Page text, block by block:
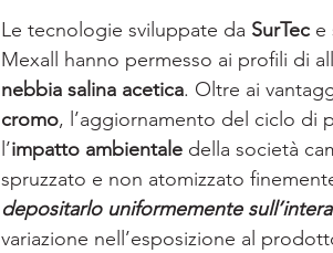
Le tecnologie sviluppate da SurTec e
Mexall hanno permesso ai profili di
nebbia salina acetica. Oltre ai
cromo, l’aggiornamento del ciclo di
l’impatto ambientale della società
spruzzato e non atomizzato
depositarlo uniformemente
variazione nell’esposizione al